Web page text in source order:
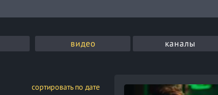
видео каналы
сортировать по дате